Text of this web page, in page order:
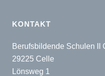
KONTAKT
Berufsbildende Schulen II
29225 Celle
Lönsweg 1